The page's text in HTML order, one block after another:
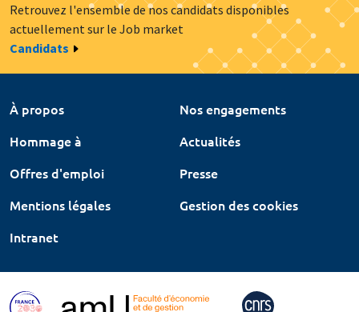
Retrouvez l'ensemble de nos candidats disponibles
actuellement sur le Job market
Candidats
À propos
Nos engagements
Hommage à
Actualités
Offres d'emploi
Presse
Mentions légales
Gestion des cookies
Intranet